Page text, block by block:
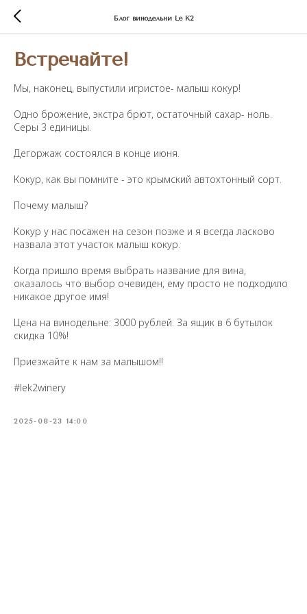
Блог винодельни Le K2
Встречайте!
Мы, наконец, выпустили игристое- малыш кокур!
Одно брожение, экстра брют, остаточный сахар- ноль.
Серы 3 единицы.
Дегоржаж состоялся в конце июня.
Кокур, как вы помните - это крымский автохтонный сорт.
Почему малыш?
Кокур у нас посажен на сезон позже и я всегда ласково
назвала этот участок малыш кокур.
Когда пришло время выбрать название для вина,
оказалось что выбор очевиден, ему просто не подходило
никакое другое имя!
Цена на винодельне: 3000 рублей. За ящик в 6 бутылок
скидка 10%!
Приезжайте к нам за малышом!!
#lek2winery
2025-08-23 14:00